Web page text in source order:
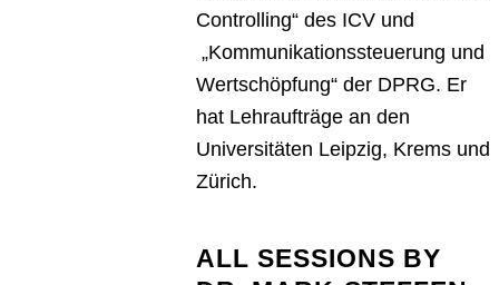
Controlling“ des ICV und
„Kommunikationssteuerung und
Wertschöpfung“ der DPRG. Er
hat Lehraufträge an den
Universitäten Leipzig, Krems und
Zürich.
ALL SESSIONS BY